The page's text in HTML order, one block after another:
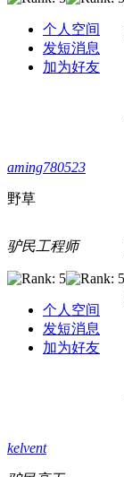
个人空间
发短消息
加为好友
aming780523
野草
驴民工程师
个人空间
发短消息
加为好友
kelvent